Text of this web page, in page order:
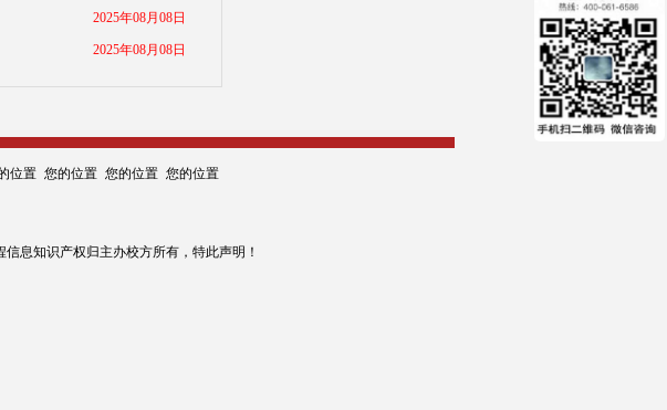
2025年08月08日
2025年08月08日
位置 您的位置 您的位置 您的位置
息知识产权归主办校方所有，特此声明！